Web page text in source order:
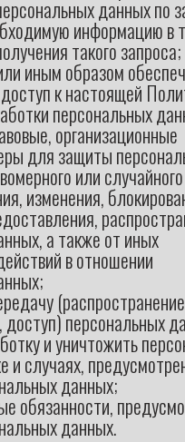
данных по
информацию в
такого запроса;
иным образом
к настоящей
персональных
организационные
для защиты
или
изменения,
а также от иных
в отношении
доступ) персональных
и уничтожить
и случаях,
данных;
обязанности,
данных.